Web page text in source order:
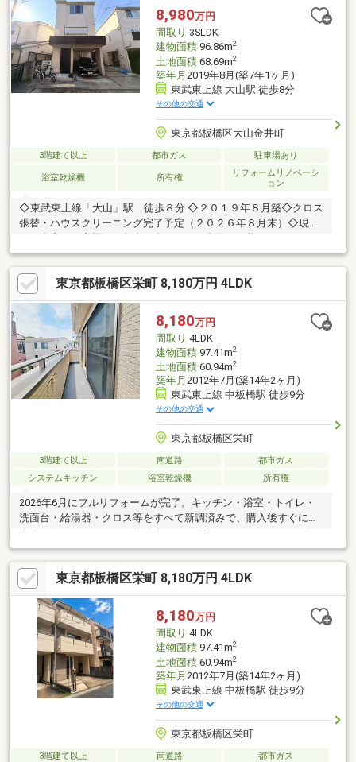
8,980万円
間取り 3SLDK
建物面積96.86m2
土地面積68.69m2
築年月 2019年8月(築7年1ヶ月)
東武東上線 大山駅 徒歩8分
その他の交通
東京都板橋区大山金井町
3階建て以上 都市ガス 駐車場あり
浴室乾燥機 所有権
リフォームリノベーシ
ョン
◇東武東上線「大山」駅 徒歩８分 ◇２０１９年８月築◇クロス
張替・ハウスクリーニング完了予定（２０２６年８月末）◇現
東京都板橋区栄町 8,180万円 4LDK
8,180万円
間取り 4LDK
建物面積97.41m2
土地面積60.94m2
築年月 2012年7月(築14年2ヶ月)
東武東上線 中板橋駅 徒歩9分
その他の交通
東京都板橋区栄町
3階建て以上 南道路
都市ガス
システムキッチン
浴室乾燥機 所有権
2026年6月にフルリフォームが完了。キッチン・浴室・トイレ・
洗面台・給湯器・クロス等をすべて新調済みで、購入後すぐに新
今のタイミングで比較検討しやすい価格になっています・東武東
上線「中板橋」駅・「大山」駅の2駅を徒歩9分で利用でき、通
勤・通学のルートを選びやすい立地です・南向きの平坦地に建
ち、駐車場付きなので車を手放さずに新生活を始められます・現
況は空家のため、内覧のご案内をスムーズに調整できます・資料
請求いただくと、間取り図や追加の室内写真、資金計画の目安な
どより詳しい情報をご案内できます
東京都板橋区栄町 8,180万円 4LDK
8,180万円
間取り 4LDK
建物面積97.41m2
土地面積60.94m2
築年月 2012年7月(築14年2ヶ月)
東武東上線 中板橋駅 徒歩9分
その他の交通
東京都板橋区栄町
3階建て以上 南道路
都市ガス